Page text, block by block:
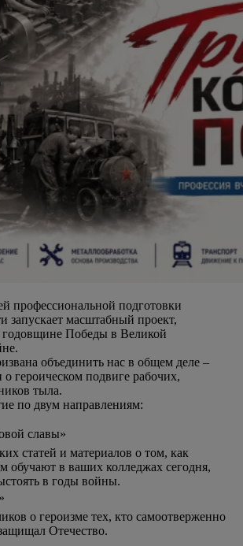
профессиональной подготовки
запускает масштабный проект,
Победы в Великой
объединить нас в общем деле –
героическом подвиге рабочих,
тыла.
по двум направлениям:
славы»
статей и материалов о том, как
обучают в ваших колледжах сегодня,
в годы войны.
о героизме тех, кто самоотверженно
Отечество.